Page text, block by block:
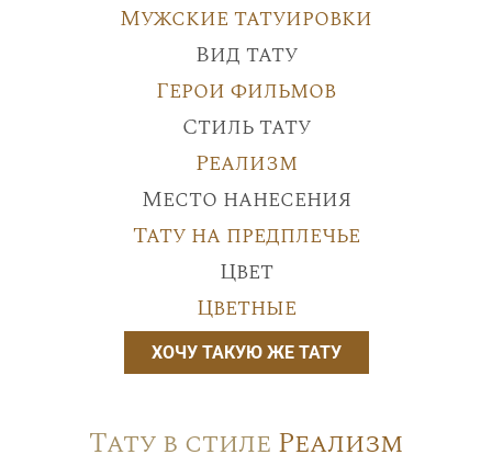
Мужские татуировки
Вид тату
Герои фильмов
Стиль тату
Реализм
Место нанесения
Тату на предплечье
Цвет
Цветные
ХОЧУ ТАКУЮ ЖЕ ТАТУ
Тату в стиле Реализм